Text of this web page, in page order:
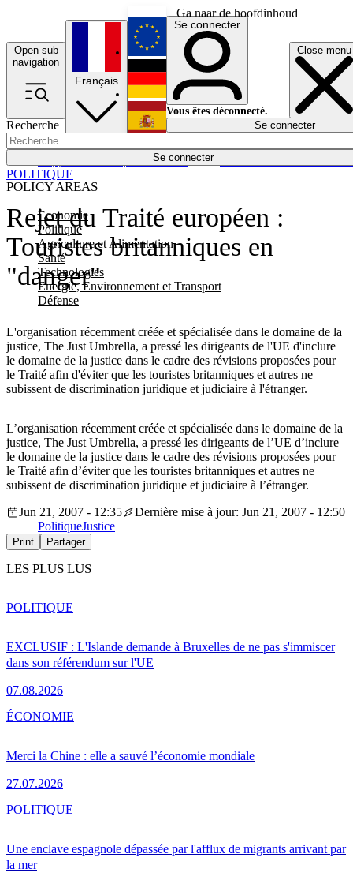
Ga naar de hoofdinhoud
Open sub
navigation
Close menu
Recherche
Se connecter
POLICY AREAS
Economie
Politique
Agriculture et Alimentation
Santé
Technologies
Energie, Environnement et Transport
Défense
Économie
Français
English
Deutsch
Español
Se connecter
Vous êtes déconnecté.
Se connecter
Rejet du Traité européen :
Touristes britanniques en
"danger"
L'organisation récemment créée et spécialisée dans le domaine de la
justice, The Just Umbrella, a pressé les dirigeants de l'UE d'inclure
le domaine de la justice dans le cadre des révisions proposées pour
le Traité afin d'éviter que les touristes britanniques et autres ne
subissent de discrimination juridique et judiciaire à l'étranger.
POLITIQUE
L’organisation récemment créée et spécialisée dans le domaine de la
justice, The Just Umbrella, a pressé les dirigeants de l’UE d’inclure
le domaine de la justice dans le cadre des révisions proposées pour
le Traité afin d’éviter que les touristes britanniques et autres ne
subissent de discrimination juridique et judiciaire à l’étranger.
Jun 21, 2007 - 12:35
Dernière mise à jour: Jun 21, 2007 - 12:50
PolitiqueJustice
Print Partager
LES PLUS LUS
EXCLUSIF : L'Islande demande à Bruxelles de ne pas s'immiscer
dans son référendum sur l'UE
07.08.2026
POLITIQUE
Merci la Chine : elle a sauvé l’économie mondiale
27.07.2026
ÉCONOMIE
Une enclave espagnole dépassée par l'afflux de migrants arrivant par
la mer
POLITIQUE